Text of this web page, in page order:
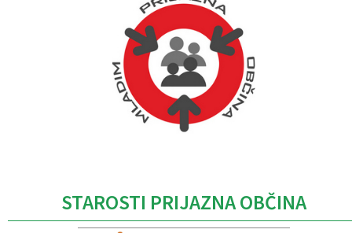
STAROSTI PRIJAZNA OBČINA